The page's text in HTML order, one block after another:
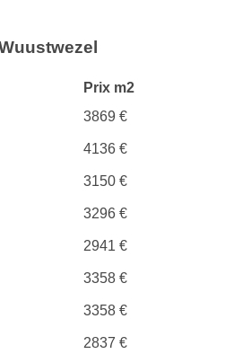
Prix m2
3869 €
4136 €
3150 €
3296 €
2941 €
3358 €
3358 €
2837 €